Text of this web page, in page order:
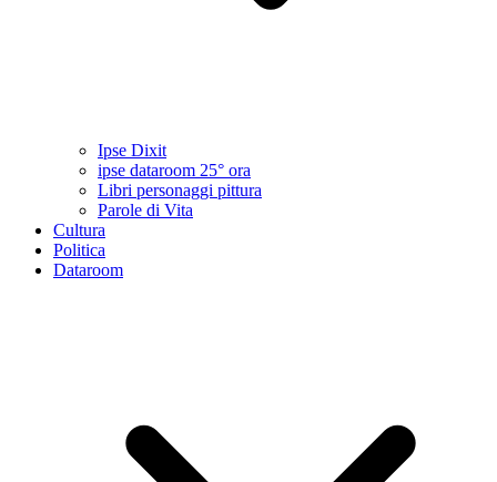
Ipse Dixit
ipse dataroom 25° ora
Libri personaggi pittura
Parole di Vita
Cultura
Politica
Dataroom